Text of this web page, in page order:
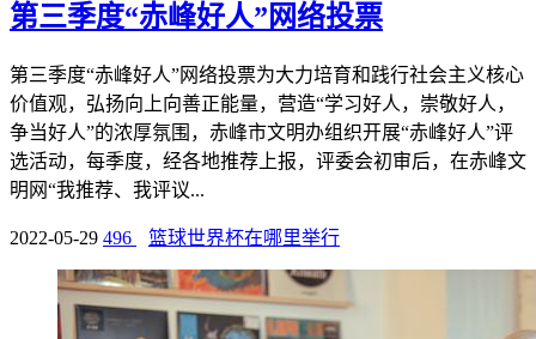
第三季度“赤峰好人”网络投票
第三季度“赤峰好人”网络投票为大力培育和践行社会主义核心
价值观，弘扬向上向善正能量，营造“学习好人，崇敬好人，
争当好人”的浓厚氛围，赤峰市文明办组织开展“赤峰好人”评
选活动，每季度，经各地推荐上报，评委会初审后，在赤峰文
明网“我推荐、我评议...
2022-05-29 496 篮球世界杯在哪里举行